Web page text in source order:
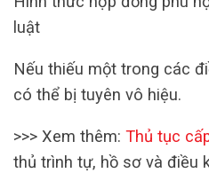
luật
Nếu thiếu một trong các
có thể bị tuyên vô hiệu.
>>> Xem thêm: Thủ tục
thủ trình tự, hồ sơ và điều